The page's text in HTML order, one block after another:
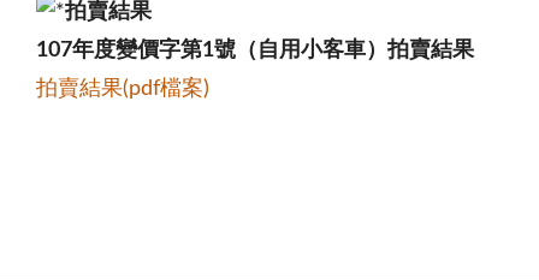
拍賣結果
107年度變價字第1號（自用小客車）拍賣結果
拍賣結果(pdf檔案)